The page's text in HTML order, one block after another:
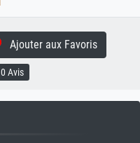
Ajouter aux Favoris
0 Avis